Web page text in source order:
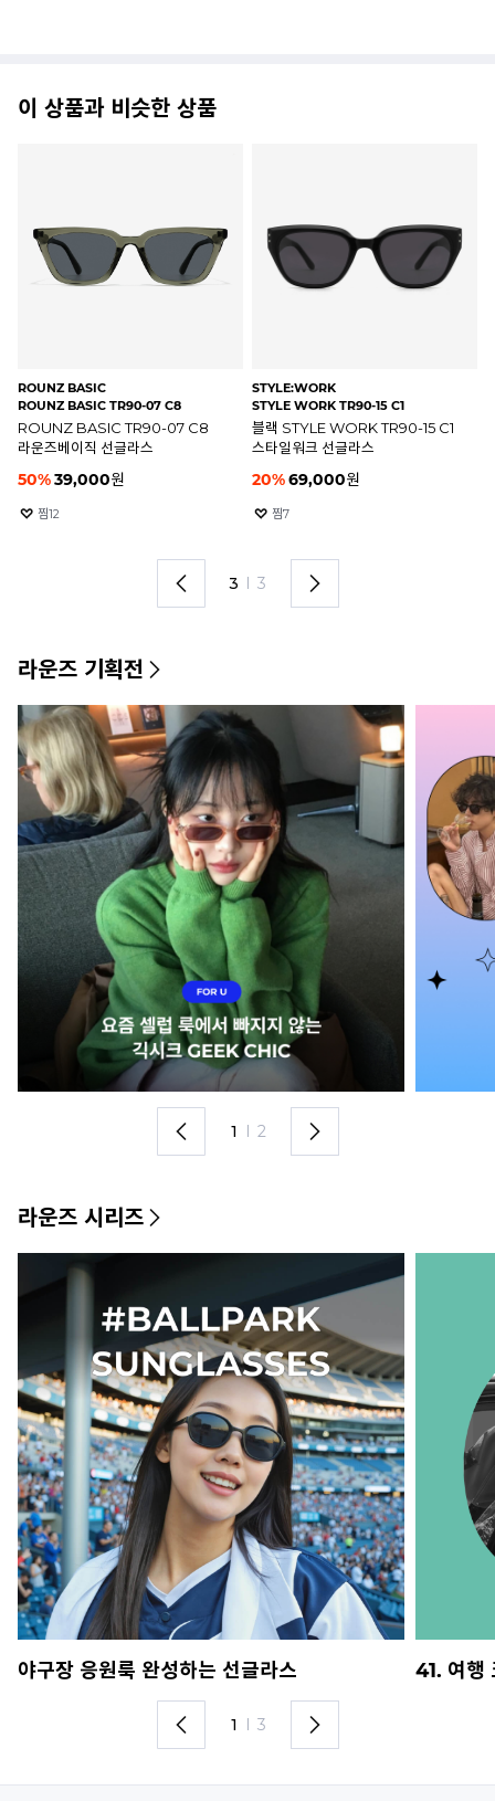
이 상품과 비슷한 상품
ROUNZ BASIC
ROUNZ BASIC TR90-07 C8
ROUNZ BASIC TR90-07 C8
라운즈베이직 선글라스
50%39,000원
찜12
STYLE:WORK
STYLE WORK TR90-15 C1
블랙 STYLE WORK TR90-15 C1
스타일워크 선글라스
20%69,000원
찜7
3 I 3
라운즈 기획전
1 I 2
라운즈 시리즈
야구장 응원룩 완성하는 선글라스 41. 여행
1 I 3